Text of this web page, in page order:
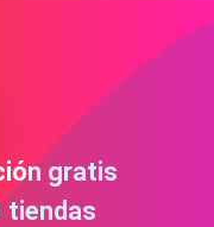
gratis
tiendas